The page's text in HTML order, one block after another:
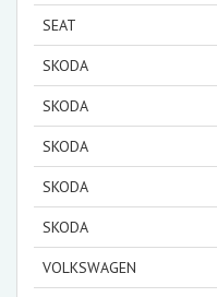
SEAT
SKODA
SKODA
SKODA
SKODA
SKODA
VOLKSWAGEN